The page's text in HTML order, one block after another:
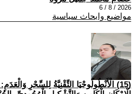
2026 / 8 / 6
مواضيع وابحاث سياسية
(15) الْأَنْطُولُوجْيَا التِّقْنِيَّةُ لِلسِّحْرِ